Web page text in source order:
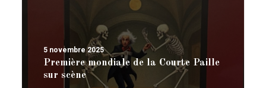
5 novembre 2025
Première mondiale de la Courte Paille
sur scène